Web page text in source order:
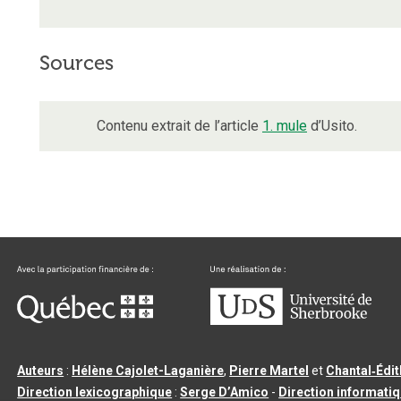
Sources
Contenu extrait de l’article 1. mule d’Usito.
Auteurs : Hélène Cajolet-Laganière, Pierre Martel et
Direction lexicographique :Serge D’Amico - Direction